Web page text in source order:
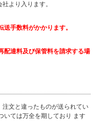
より入ります。
手数料がかかります。
配達料及び保管料を請求する場
文と違ったものが送られてい
いては万全を期しており ます